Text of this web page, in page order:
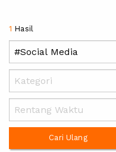
1 Hasil
Cari Ulang